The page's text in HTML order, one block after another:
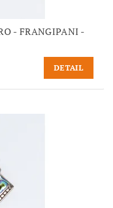
- FRANGIPANI -
DETAIL